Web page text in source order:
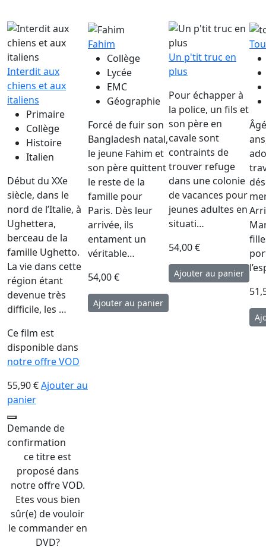
Interdit aux
chiens et aux
italiens
Primaire
Collège
Histoire
Italien
Début du XXe
siècle, dans le
nord de l’Italie, à
Ughettera,
berceau de la
famille Ughetto.
La vie dans cette
région étant
devenue très
difficile, les …
Ce film est
disponible dans
notre offre VOD
55,90 €Ajouter au
panier
Demande de
confirmation
ce titre est
proposé dans
notre offre VOD.
Etes vous bien
sûr(e) de vouloir
le commander en
DVD?
Fahim
Collège
Lycée
EMC
Géographie
Forcé de fuir son
Bangladesh natal,
le jeune Fahim et
son père quittent
le reste de la
famille pour
Paris. Dès leur
arrivée, ils
entament un
véritable…
54,00 €
Un p'tit truc en
plus
Pour échapper à
la police, un fils et
son père en
cavale sont
contraints de
trouver refuge
dans une colonie
de vacances pour
jeunes adultes en
situati…
54,00 €